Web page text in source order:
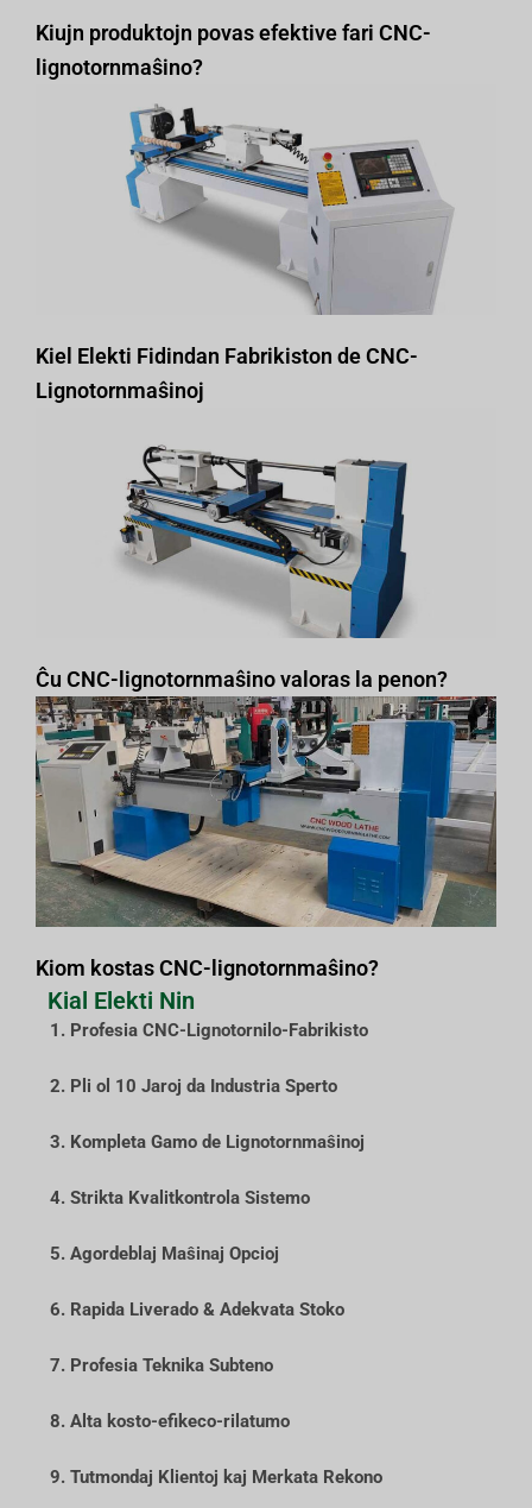
Kiujn produktojn povas efektive fari CNC-
lignotornmaŝino?
Kiel Elekti Fidindan Fabrikiston de CNC-
Lignotornmaŝinoj
Ĉu CNC-lignotornmaŝino valoras la penon?
Kiom kostas CNC-lignotornmaŝino?
Kial Elekti Nin
1. Profesia CNC-Lignotornilo-Fabrikisto
2. Pli ol 10 Jaroj da Industria Sperto
3. Kompleta Gamo de Lignotornmaŝinoj
4. Strikta Kvalitkontrola Sistemo
5. Agordeblaj Maŝinaj Opcioj
6. Rapida Liverado & Adekvata Stoko
7. Profesia Teknika Subteno
8. Alta kosto-efikeco-rilatumo
9. Tutmondaj Klientoj kaj Merkata Rekono